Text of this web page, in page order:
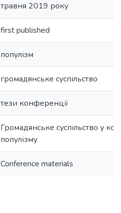
травня 2019 року
first published
популізм
громадянське суспільство
тези конференції
Громадянське суспільство у
популізму
Conference materials